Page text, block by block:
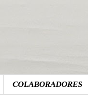
COLABORADORES